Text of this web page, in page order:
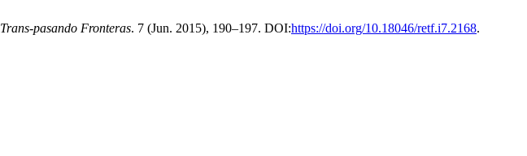
Trans-pasando Fronteras. 7 (Jun. 2015), 190–197. DOI:https://doi.org/10.18046/retf.i7.2168.